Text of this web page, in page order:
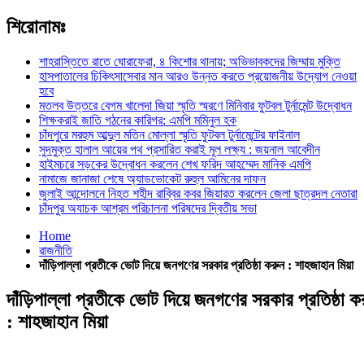
শিরোনামঃ
শাহরাস্তিতে রাতে ঘোরাফেরা, ৪ কিশোর থানায়; অভিভাবকদের জিম্মায় মুক্তি
হাসপাতালের চিকিৎসাসেবার মান আরও উন্নত করতে প্রয়োজনীয় উদ্যোগ নেওয়া
হবে
মতলব উত্তরে বেগম খালেদা জিয়া স্মৃতি স্মরণে মিনিবার ফুটবল টুর্নামেন্ট উদ্বোধন
শিক্ষকরাই জাতি গঠনের কারিগর: এমপি মমিনুল হক
চাঁদপুরে মরহুম আব্দুল মতিন মোল্লা স্মৃতি ফুটবল টুর্নামেন্টের ফাইনাল
সুদমুক্ত হালাল আয়ের পথ প্রসারিত করাই মূল লক্ষ্য : জয়নাল আবেদীন
হাইমচরে সড়কের উদ্বোধন করলেন শেখ ফরিদ আহম্মেদ মানিক এমপি
নামাজে জানাজা শেষে অ্যাডভোকেট রুহুল আমিনের দাফন
জুলাই আন্দোলনে নিহত শহীদ রাব্বির কবর জিয়ারত করলেন জেলা ছাত্রদল নেতারা
চাঁদপুর অযাচক আশ্রম পরিচালনা পরিষদের দ্বিতীয় সভা
Home
রাজনীতি
দাঁড়িপাল্লা প্রতীকে ভোট দিয়ে জনগণের সরকার প্রতিষ্ঠা করুন : শাহজাহান মিয়া
দাঁড়িপাল্লা প্রতীকে ভোট দিয়ে জনগণের সরকার প্রতিষ্ঠা
: শাহজাহান মিয়া